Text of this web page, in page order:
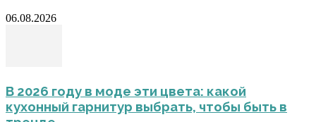
06.08.2026
В 2026 году в моде эти цвета: какой
кухонный гарнитур выбрать, чтобы быть в